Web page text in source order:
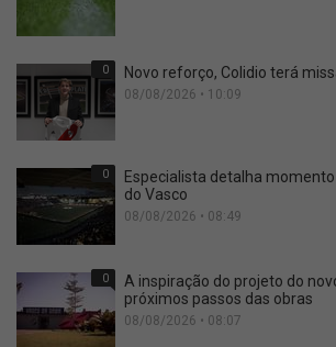
0 Novo reforço, Colidio terá
08/08/2026 • 10:09
0
Especialista detalha
do Vasco
08/08/2026 • 08:49
0
A inspiração do projeto do
próximos passos das obras
08/08/2026 • 08:07